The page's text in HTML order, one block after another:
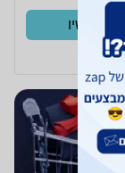
קנו עכשיו
ב- Zap